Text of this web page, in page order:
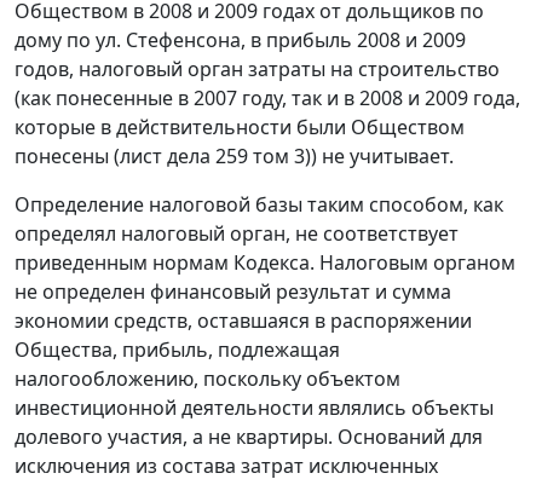
Обществом в 2008 и 2009 годах от дольщиков по
дому по ул. Стефенсона, в прибыль 2008 и 2009
годов, налоговый орган затраты на строительство
(как понесенные в 2007 году, так и в 2008 и 2009 года,
которые в действительности были Обществом
понесены (лист дела 259 том 3)) не учитывает.
Определение налоговой базы таким способом, как
определял налоговый орган, не соответствует
приведенным нормам Кодекса. Налоговым органом
не определен финансовый результат и сумма
экономии средств, оставшаяся в распоряжении
Общества, прибыль, подлежащая
налогообложению, поскольку объектом
инвестиционной деятельности являлись объекты
долевого участия, а не квартиры. Оснований для
исключения из состава затрат исключенных